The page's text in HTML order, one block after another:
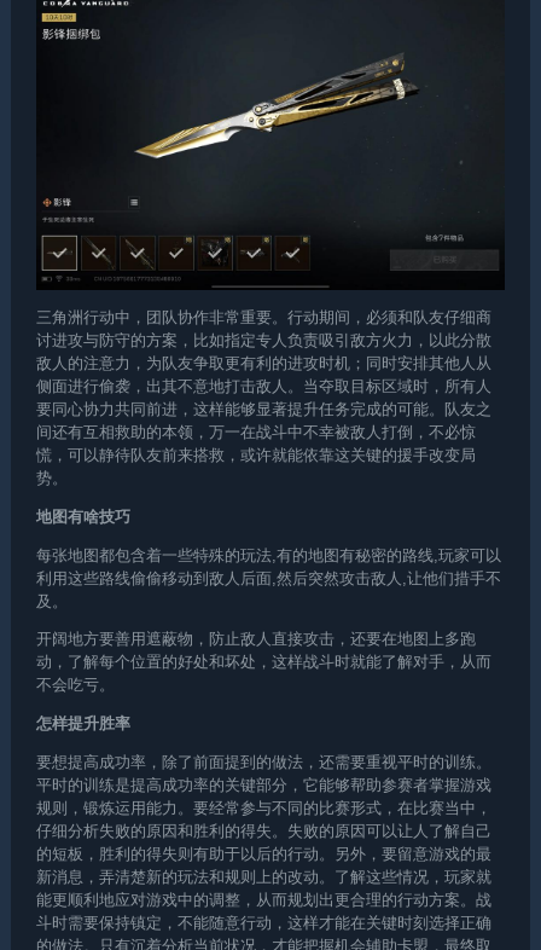
三角洲行动中，团队协作非常重要。行动期间，必须和队友仔细商
讨进攻与防守的方案，比如指定专人负责吸引敌方火力，以此分散
敌人的注意力，为队友争取更有利的进攻时机；同时安排其他人从
侧面进行偷袭，出其不意地打击敌人。当夺取目标区域时，所有人
要同心协力共同前进，这样能够显著提升任务完成的可能。队友之
间还有互相救助的本领，万一在战斗中不幸被敌人打倒，不必惊
慌，可以静待队友前来搭救，或许就能依靠这关键的援手改变局
势。
地图有啥技巧
每张地图都包含着一些特殊的玩法,有的地图有秘密的路线,玩家可以
利用这些路线偷偷移动到敌人后面,然后突然攻击敌人,让他们措手不
及。
开阔地方要善用遮蔽物，防止敌人直接攻击，还要在地图上多跑
动，了解每个位置的好处和坏处，这样战斗时就能了解对手，从而
不会吃亏。
怎样提升胜率
要想提高成功率，除了前面提到的做法，还需要重视平时的训练。
平时的训练是提高成功率的关键部分，它能够帮助参赛者掌握游戏
规则，锻炼运用能力。要经常参与不同的比赛形式，在比赛当中，
仔细分析失败的原因和胜利的得失。失败的原因可以让人了解自己
的短板，胜利的得失则有助于以后的行动。另外，要留意游戏的最
新消息，弄清楚新的玩法和规则上的改动。了解这些情况，玩家就
能更顺利地应对游戏中的调整，从而规划出更合理的行动方案。战
斗时需要保持镇定，不能随意行动，这样才能在关键时刻选择正确
的做法。只有沉着分析当前状况，才能把握机会辅助卡盟 ，最终取